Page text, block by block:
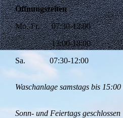
Öffnungszeiten
Mo.-Fr. 07:30-12:00
13:00-18:00
Sa. 07:30-12:00
Waschanlage samstags bis
Sonn- und Feiertags geschlossen